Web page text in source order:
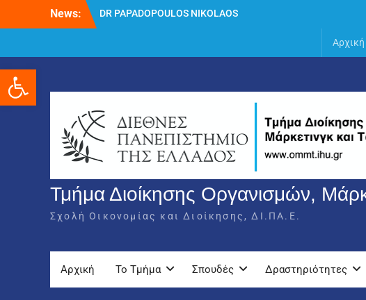
Ανοίξτε τη γραμμή εργαλείων
News:
DR PAPADOPOULOS NIKOLAOS
Αρχική
Τμήμα Διοίκησης Οργανισμών,
Σχολή Οικονομίας και Διοίκησης, ΔΙ.ΠΑ.Ε.
Αρχική Το Τμήμα Σπουδές Δραστηριότητες